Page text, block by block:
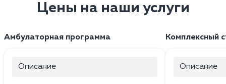
Цены на наши услуги
Амбулаторная программа
Описание
Комплексный
Описание